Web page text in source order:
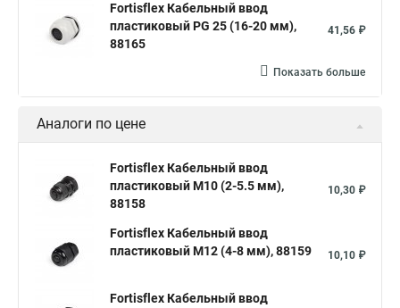
Fortisflex Кабельный ввод
пластиковый PG 25 (16-20 мм),
88165
41,56 ₽
Показать больше
Аналоги по цене
Fortisflex Кабельный ввод
пластиковый М10 (2-5.5 мм),
88158
10,30 ₽
Fortisflex Кабельный ввод
пластиковый М12 (4-8 мм), 88159
10,10 ₽
Fortisflex Кабельный ввод